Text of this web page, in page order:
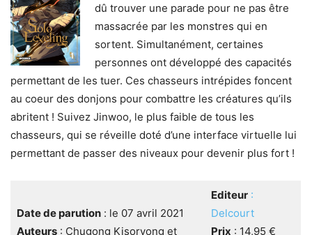
dû trouver une parade pour ne pas être
massacrée par les monstres qui en
sortent. Simultanément, certaines
personnes ont développé des capacités
permettant de les tuer. Ces chasseurs intrépides foncent
au coeur des donjons pour combattre les créatures qu’ils
abritent ! Suivez Jinwoo, le plus faible de tous les
chasseurs, qui se réveille doté d’une interface virtuelle lui
permettant de passer des niveaux pour devenir plus fort !
Date de parution: le 07 avril 2021
Auteurs: Chugong Kisoryong et
Editeur :
Delcourt
Prix : 14,95 €